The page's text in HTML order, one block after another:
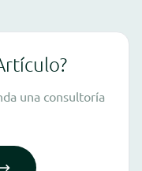
una consultoría